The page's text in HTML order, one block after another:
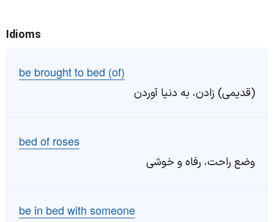
Idioms
be brought to bed (of)
(قدیمی) زادن، به دنیا آوردن
bed of roses
وضع راحت، رفاه و خوشی
be in bed with someone